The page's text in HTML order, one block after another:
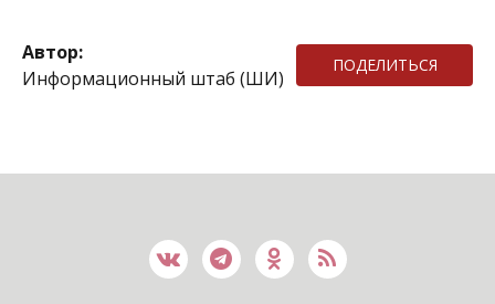
Автор:
Информационный штаб (ШИ)
ПОДЕЛИТЬСЯ